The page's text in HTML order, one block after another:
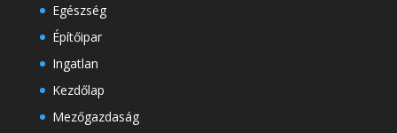
Egészség
Építőipar
Ingatlan
Kezdőlap
Mezőgazdaság